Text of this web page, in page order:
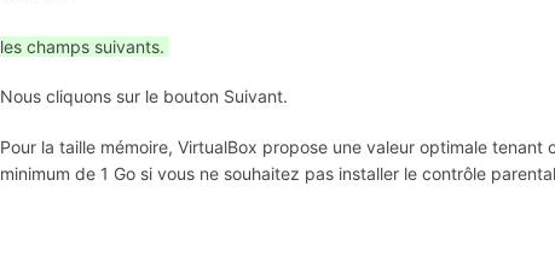
les champs suivants.
Nous cliquons sur le bouton Suivant.
Pour la taille mémoire, VirtualBox propose une valeur optimale
minimum de 1 Go si vous ne souhaitez pas installer le contrôle